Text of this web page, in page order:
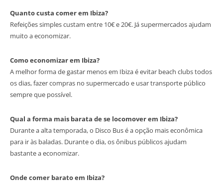
Quanto custa comer em Ibiza?
Refeições simples custam entre 10€ e 20€. Já supermercados ajudam
muito a economizar.
Como economizar em Ibiza?
A melhor forma de gastar menos em Ibiza é evitar beach clubs todos
os dias, fazer compras no supermercado e usar transporte público
sempre que possível.
Qual a forma mais barata de se locomover em Ibiza?
Durante a alta temporada, o Disco Bus é a opção mais econômica
para ir às baladas. Durante o dia, os ônibus públicos ajudam
bastante a economizar.
Onde comer barato em Ibiza?